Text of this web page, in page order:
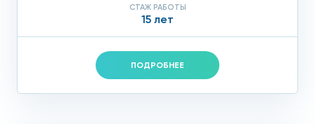
СТАЖ РАБОТЫ
15 лет
ПОДРОБНЕЕ